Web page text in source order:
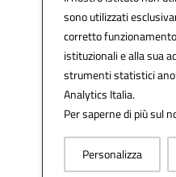
sono utilizzati
corretto
istituzionali e alla sua
strumenti statistici
Analytics Italia.
Per saperne di più sul
Personalizza